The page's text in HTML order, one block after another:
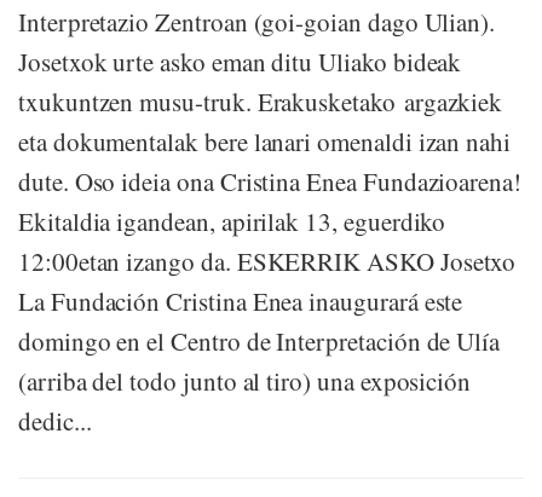
Interpretazio Zentroan (goi-goian dago Ulian).
Josetxok urte asko eman ditu Uliako bideak
txukuntzen musu-truk. Erakusketako argazkiek
eta dokumentalak bere lanari omenaldi izan nahi
dute. Oso ideia ona Cristina Enea Fundazioarena!
Ekitaldia igandean, apirilak 13, eguerdiko
12:00etan izango da. ESKERRIK ASKO Josetxo
La Fundación Cristina Enea inaugurará este
domingo en el Centro de Interpretación de Ulía
(arriba del todo junto al tiro) una exposición
dedic...